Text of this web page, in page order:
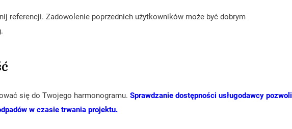
referencji. Zadowolenie poprzednich użytkowników może być dobrym
się do Twojego harmonogramu. Sprawdzanie dostępności usługodawcy pozwoli
w czasie trwania projektu.